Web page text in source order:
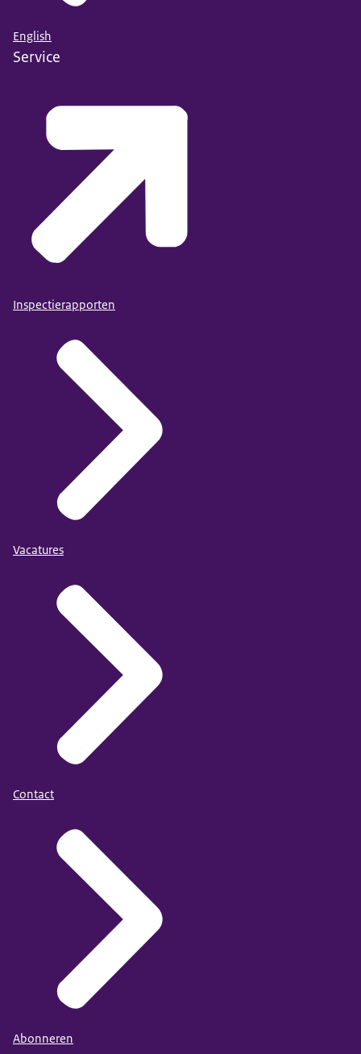
English
Service
Inspectierapporten
Vacatures
Contact
Abonneren